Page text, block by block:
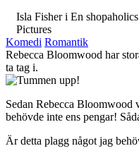
Isla Fisher i En
Pictures
Komedi Romantik
Rebecca Bloomwood har
ta tag i.
Sedan Rebecca Bloomwood
behövde inte ens pengar!
Är detta plagg något jag